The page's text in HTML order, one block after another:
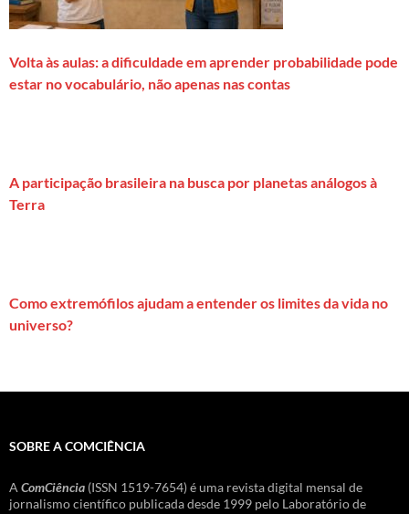
Volta às aulas: a dificuldade em aprender probabilidade pode
estar no vocabulário, não apenas nas contas
A participação brasileira na busca por planetas análogos à
Terra
Como extremófilos ajudam a entender os limites da vida no
universo?
SOBRE A COMCIÊNCIA
A ComCiência (ISSN 1519-7654) é uma revista digital mensal de
jornalismo científico publicada desde 1999 pelo Laboratório de